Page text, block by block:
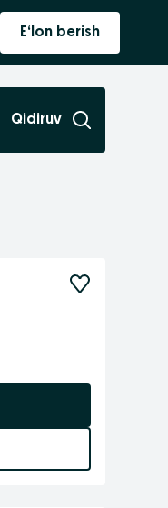
E‘lon berish
Qidiruv